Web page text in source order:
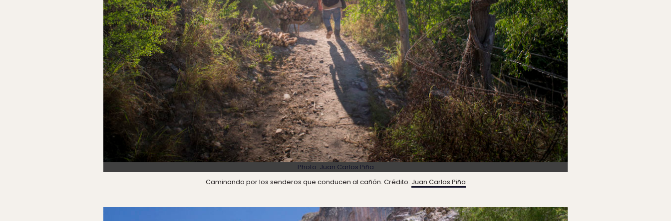
Photo: Juan Carlos Piña
Caminando por los senderos que conducen al cañón. Crédito: Juan Carlos Piña